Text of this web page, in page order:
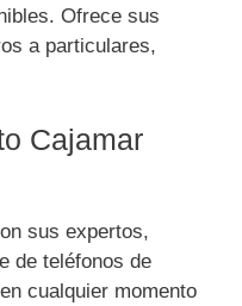
Ofrece sus
a particulares,
Cajamar
sus expertos,
de teléfonos de
cualquier momento